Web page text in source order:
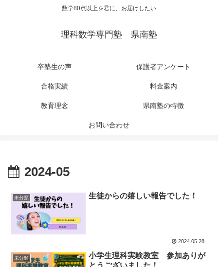
数学80点以上を君に、お届けしたい
理科数学専門塾 県南塾
卒塾生の声 保護者アンケート
合格実績 料金案内
教育理念 県南塾の特徴
お問い合わせ
2024-05
未分類 生徒からの嬉しい報告でした！
2024.05.28
未分類
小学生理科実験教室 参加ありが